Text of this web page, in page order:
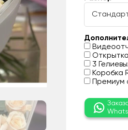
Открытка
3
Коробка
Премиум